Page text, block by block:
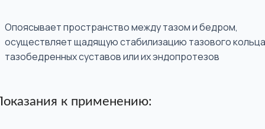
Опоясывает пространство между тазом и бедром,
осуществляет щадящую стабилизацию тазового
тазобедренных суставов или их эндопротезов
к применению: